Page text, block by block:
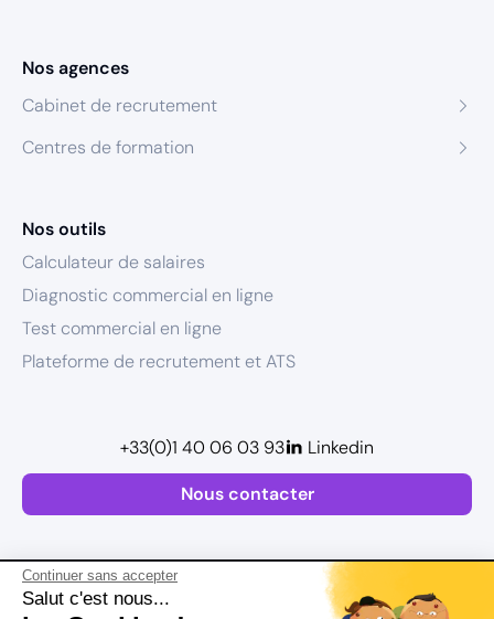
Continuer sans accepter
Salut c'est nous...
Nos agences
Cabinet de recrutement
Centres de formation
Nos outils
Calculateur de salaires
Diagnostic commercial en ligne
Test commercial en ligne
Plateforme de recrutement et ATS
Nous contacter
+33(0)1 40 06 03 93 Linkedin